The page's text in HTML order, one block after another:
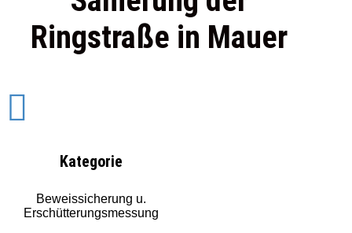
Ringstraße in Mauer

Kategorie
Beweissicherung u.
Erschütterungsmessung